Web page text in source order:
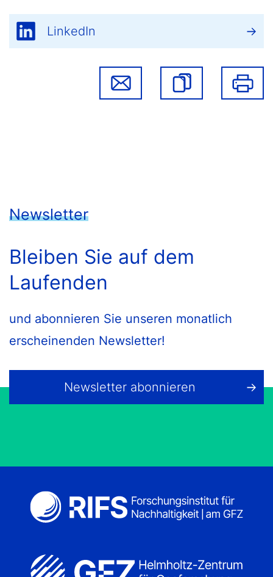
LinkedIn
Newsletter
Bleiben Sie auf dem
Laufenden
und abonnieren Sie unseren monatlich
erscheinenden Newsletter!
Newsletter abonnieren